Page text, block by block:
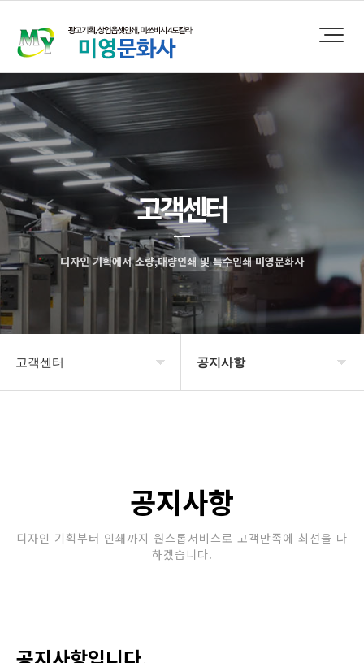
고객센터
디자인 기획에서 소량,대량인쇄 및 특수인쇄 미영문화사
고객센터 공지사항
공지사항
디자인 기획부터 인쇄까지 원스톱서비스로 고객만족에 최선을 다
하겠습니다.